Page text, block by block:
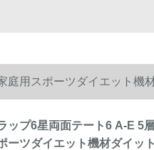
庭用スポーツダイエット機
ップ6星両面テート6 A-E 5
ーツダイエット機材ダイッ